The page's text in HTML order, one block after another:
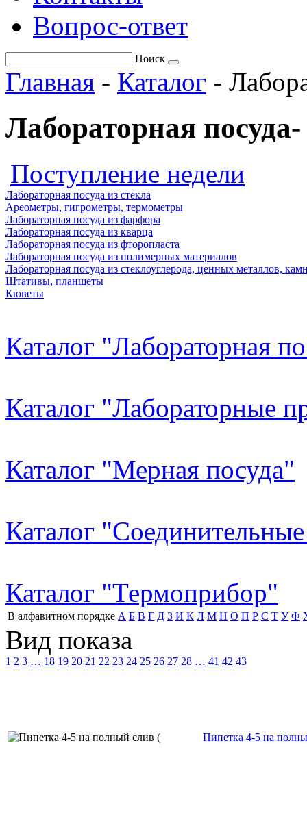
Вопрос-ответ
Поиск
Главная - Каталог -
Лабораторная посуда-
Поступление недели
Лабораторная посуда из стекла
Ареометры, гигрометры, термометры
Лабораторная посуда из фарфора
Лабораторная посуда из кварца
Лабораторная посуда из фторопласта
Лабораторная посуда из полимерных материалов
Лабораторная посуда из стеклоуглерода, ценных металлов,
Штативы, планшеты
Кюветы
Каталог "Лабораторная
Каталог "Лабораторные
Каталог "Мерная посуда"
Каталог
Каталог "Термоприбор"
В алфавитном порядке А Б В Г Д З И К Л М Н О П Р С Т У Ф
Вид показа
1 2 3 … 18 19 20 21 22 23 24 25 26 27 28 … 41 42 43
Пипетка 4-5 на